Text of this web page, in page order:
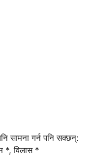
सामना गर्न पनि सक्छन्:
*, विलास *